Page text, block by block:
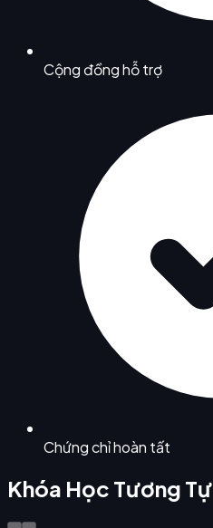
Cộng đồng hỗ trợ
Chứng chỉ hoàn tất
Khóa Học Tương Tự